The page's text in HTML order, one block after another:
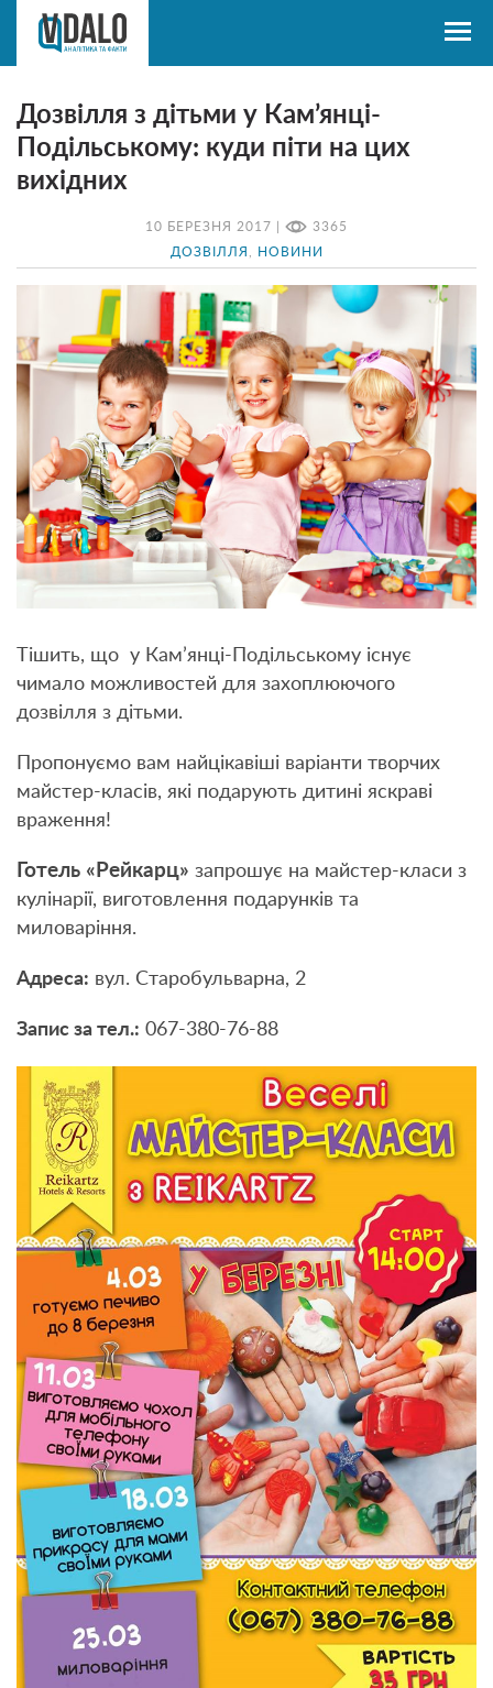
10 БЕРЕЗНЯ 2017 | 3365
ДОЗВІЛЛЯ НОВИНИ
Дозвілля з дітьми у Кам’янці-
Подільському: куди піти на цих
вихідних
Тішить, що у Кам’янці-Подільському існує
чимало можливостей для захоплюючого
дозвілля з дітьми.
Пропонуємо вам найцікавіші варіанти творчих
майстер-класів, які подарують дитині яскраві
враження!
Готель «Рейкарц» запрошує на майстер-класи з
кулінарії, виготовлення подарунків та
миловаріння.
Адреса: вул. Старобульварна, 2
Запис за тел.: 067-380-76-88